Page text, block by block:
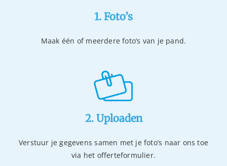
1. Foto’s
Maak één of meerdere foto’s van je pand.
2. Uploaden
Verstuur je gegevens samen met je foto’s naar ons toe
via het offerteformulier.